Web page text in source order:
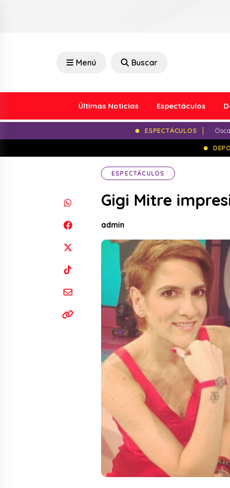
Menú Buscar
Últimas Noticias Espectáculos
ESPECTÁCULOS
ESPECTÁCULOS
Gigi Mitre
admin